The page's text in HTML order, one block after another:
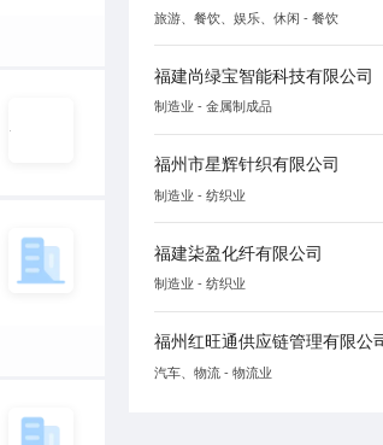
旅游、餐饮、娱乐、休闲 - 餐饮
福建尚绿宝智能科技有限公司
制造业 - 金属制成品
福州市星辉针织有限公司
制造业 - 纺织业
福建柒盈化纤有限公司
制造业 - 纺织业
福州红旺通供应链管理有限公
汽车、物流 - 物流业